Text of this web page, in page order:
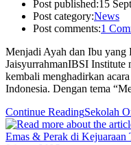
Post published:15
Post category:News
Post comments:1
Menjadi Ayah dan Ibu yang
JaisyurrahmanIBSI Institute
kembali menghadirkan
Indonesia. Dengan tema
Continue ReadingSekolah